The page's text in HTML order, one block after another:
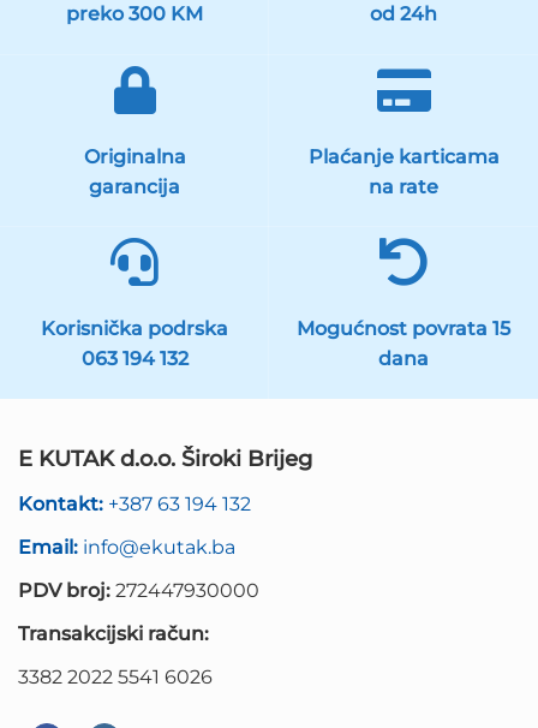
preko 300 KM
od 24h
Originalna
garancija
Plaćanje karticama
na rate
Korisnička podrska
063 194 132
Mogućnost povrata 15
dana
E KUTAK d.o.o. Široki Brijeg
Kontakt: +387 63 194 132
Email: info@ekutak.ba
PDV broj: 272447930000
Transakcijski račun:
3382 2022 5541 6026